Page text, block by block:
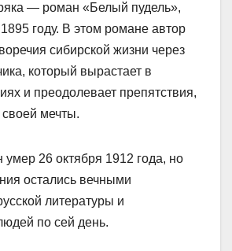
— роман «Белый пудель»,
году. В этом романе автор
сибирской жизни через
который вырастает в
и преодолевает препятствия,
своей мечты.
26 октября 1912 года, но
остались вечными
литературы и
по сей день.